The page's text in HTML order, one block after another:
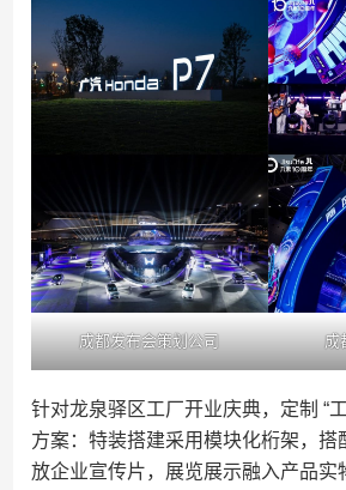
成都发布会策划公司 成
针对龙泉驿区工厂开业庆典，定制 “
方案：特装搭建采用模块化桁架，搭
放企业宣传片，展览展示融入产品实